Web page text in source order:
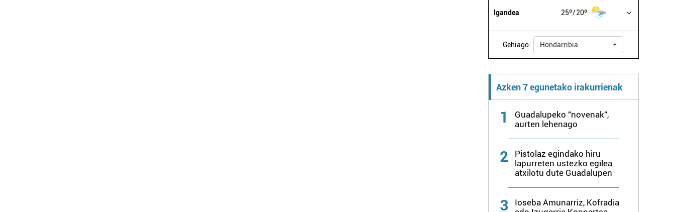
Igandea 25º 20º
Gehiago: Hondarribia
Azken 7 egunetako irakurrienak
1
Guadalupeko "novenak",
aurten lehenago
2
Pistolaz egindako hiru
lapurreten ustezko egilea
atxilotu dute Guadalupen
3
Ioseba Amunarriz, Kofradia